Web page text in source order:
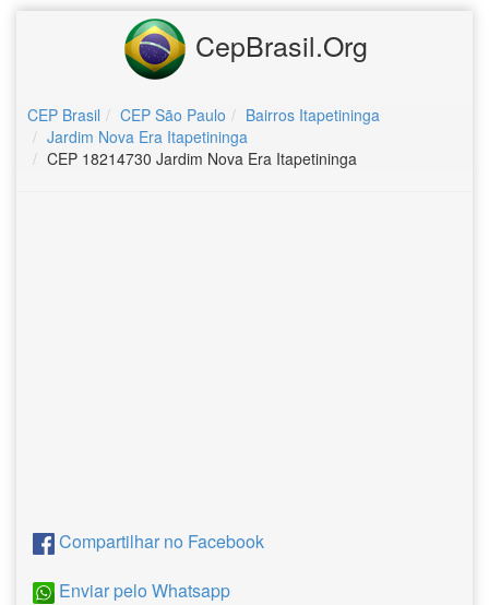
CepBrasil.Org
CEP Brasil CEP São Paulo
Bairros Itapetininga
Jardim Nova Era Itapetininga
CEP 18214730 Jardim Nova Era Itapetininga
Compartilhar no Facebook
Enviar pelo Whatsapp